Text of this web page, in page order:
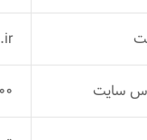
سایت